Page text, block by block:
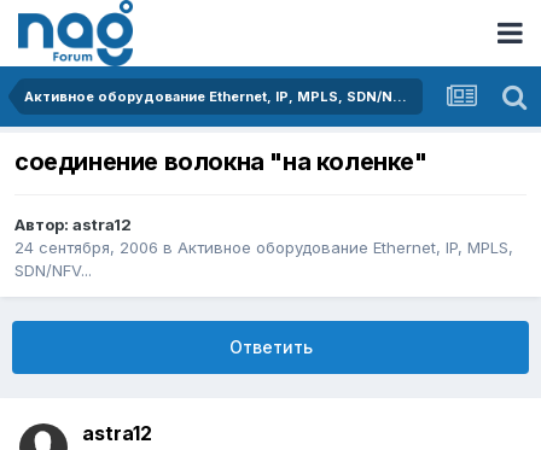
Активное оборудование Ethernet, IP, MPLS, SDN/NFV...
соединение волокна "на коленке"
Автор: astra12
24 сентября, 2006 в Активное оборудование Ethernet, IP, MPLS,
SDN/NFV...
Ответить
astra12